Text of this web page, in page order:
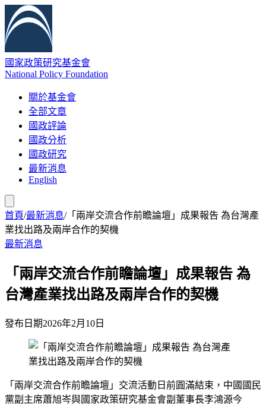
國家政策研究基金會
National Policy Foundation
關於基金會
全部文章
國政評論
國政分析
國政研究
最新消息
English
首頁/最新消息/「兩岸交流合作前瞻論壇」成果報告 為台灣產
業找出路及兩岸合作的契機
最新消息
「兩岸交流合作前瞻論壇」成果報告 為
台灣產業找出路及兩岸合作的契機
發布日期2026年2月10日
「兩岸交流合作前瞻論壇」交流活動日前圓滿結束，中國國民
黨副主席蕭旭岑與國家政策研究基金會副董事長李鴻源今